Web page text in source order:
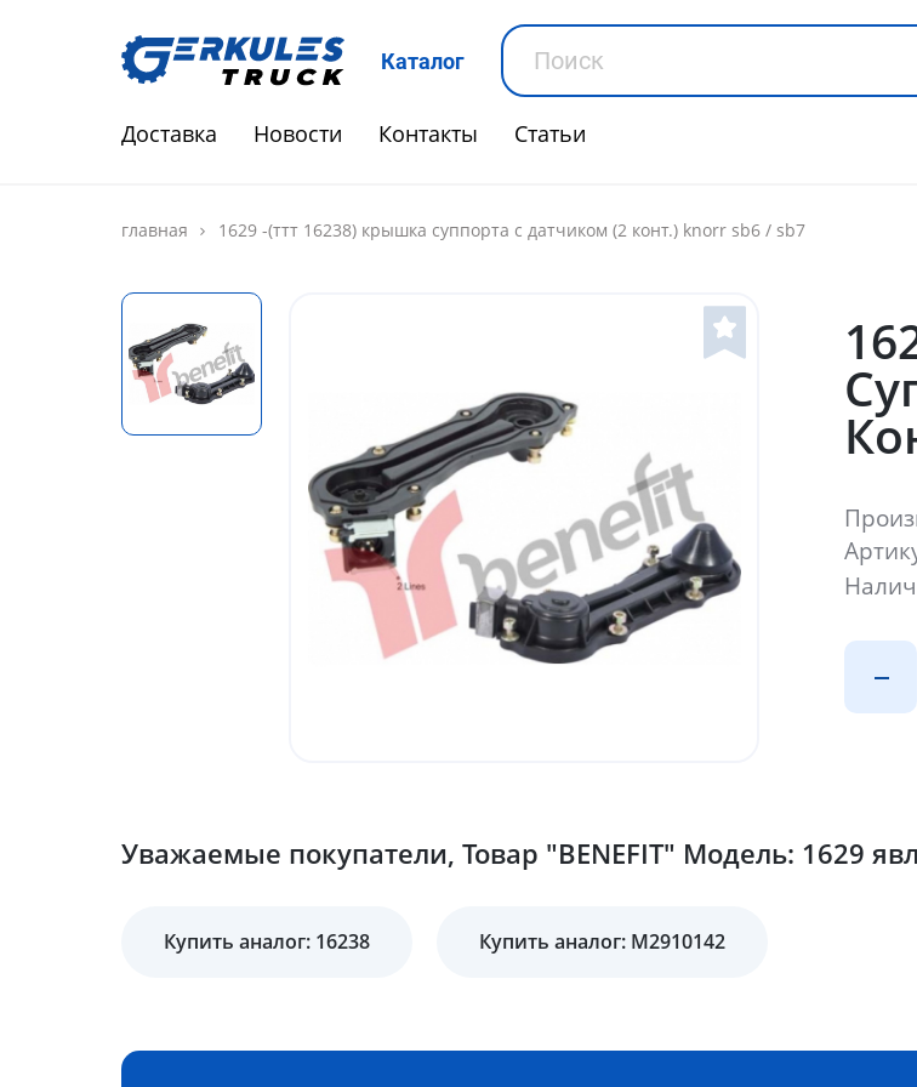
Каталог
Доставка Новости Контакты Статьи
главная 1629 -(ттт 16238) крышка cуппорта с датчиком (2 конт.) knorr sb6 / sb7
Уважаемые покупатели, Товар "BENEFIT" Модель: 1629
Купить аналог: 16238 Купить аналог: M2910142